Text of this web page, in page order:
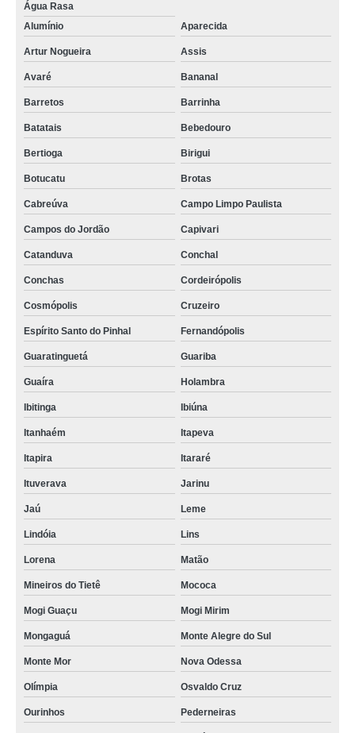
Água Rasa
Alumínio
Aparecida
Artur Nogueira Assis
Avaré Bananal
Barretos Barrinha
Batatais Bebedouro
Bertioga Birigui
Botucatu Brotas
Cabreúva Campo Limpo Paulista
Campos do Jordão Capivari
Catanduva Conchal
Conchas Cordeirópolis
Cosmópolis Cruzeiro
Espírito Santo do Pinhal Fernandópolis
Guaratinguetá Guariba
Guaíra Holambra
Ibitinga Ibiúna
Itanhaém Itapeva
Itapira Itararé
Ituverava Jarinu
Jaú Leme
Lindóia Lins
Lorena Matão
Mineiros do Tietê Mococa
Mogi Guaçu Mogi Mirim
Mongaguá Monte Alegre do Sul
Monte Mor Nova Odessa
Olímpia Osvaldo Cruz
Ourinhos Pederneiras